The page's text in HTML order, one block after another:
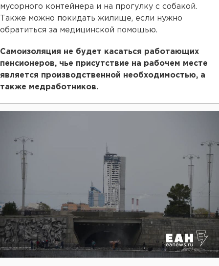
мусорного контейнера и на прогулку с собакой.
Также можно покидать жилище, если нужно
обратиться за медицинской помощью.
Самоизоляция не будет касаться работающих
пенсионеров, чье присутствие на рабочем месте
является производственной необходимостью, а
также медработников.